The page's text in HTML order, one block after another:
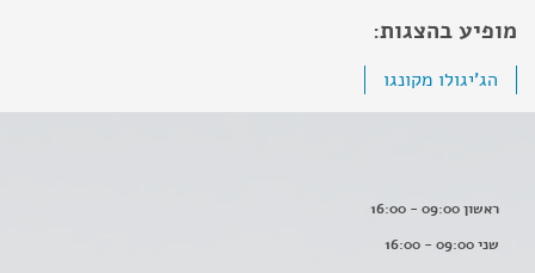
מופיע בהצגות:
הג'יגולו מקונגו
ראשון 09:00 - 16:00
שני 09:00 - 16:00